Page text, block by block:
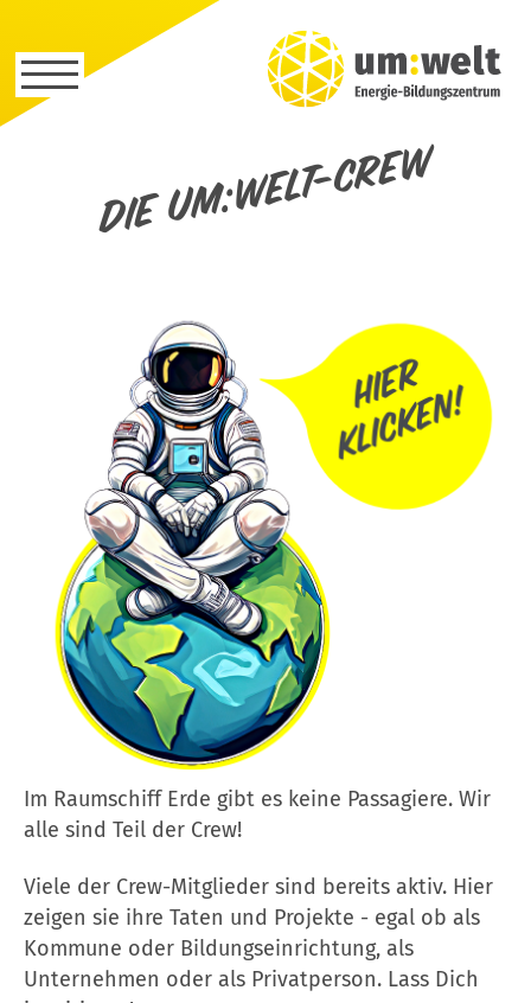
Die um:welt-Crew
Im Raumschiff Erde gibt es keine Passagiere. Wir
alle sind Teil der Crew!
Viele der Crew-Mitglieder sind bereits aktiv. Hier
zeigen sie ihre Taten und Projekte - egal ob als
Kommune oder Bildungseinrichtung, als
Unternehmen oder als Privatperson. Lass Dich